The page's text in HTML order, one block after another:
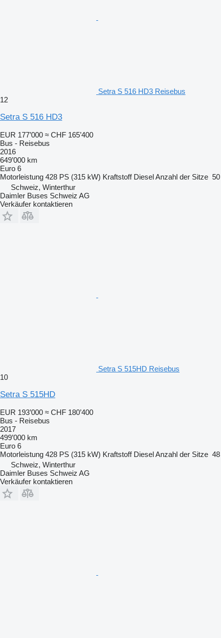
Setra S 516 HD3 Reisebus
12
Setra S 516 HD3
EUR 177’000 ≈ CHF 165’400
Bus - Reisebus
2016
649’000 km
Euro 6
Motorleistung 428 PS (315 kW) Kraftstoff DieselAnzahl der Sitze 50
Schweiz, Winterthur
Daimler Buses Schweiz AG
Verkäufer kontaktieren
Setra S 515HD Reisebus
10
Setra S 515HD
EUR 193’000 ≈ CHF 180’400
Bus - Reisebus
2017
499’000 km
Euro 6
Motorleistung 428 PS (315 kW) Kraftstoff DieselAnzahl der Sitze 48
Schweiz, Winterthur
Daimler Buses Schweiz AG
Verkäufer kontaktieren